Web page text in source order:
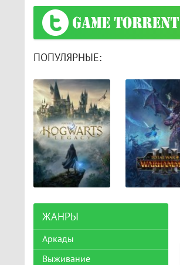
ПОПУЛЯРНЫЕ:
ЖАНРЫ
Аркады
Выживание